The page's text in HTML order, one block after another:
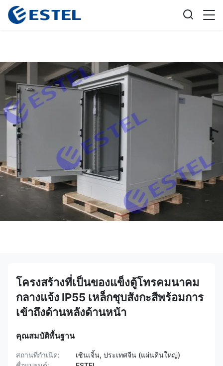
โครงสร้างที่เป็นของแข็งตู้โทรคมนาคม
กลางแจ้ง IP55 เหล็กชุบสังกะสีพร้อมการ
เข้าถึงด้านหลังด้านหน้า
คุณสมบัติพื้นฐาน
สถานที่กำเนิด:
เซินเจิ้น, ประเทศจีน (แผ่นดินใหญ่)